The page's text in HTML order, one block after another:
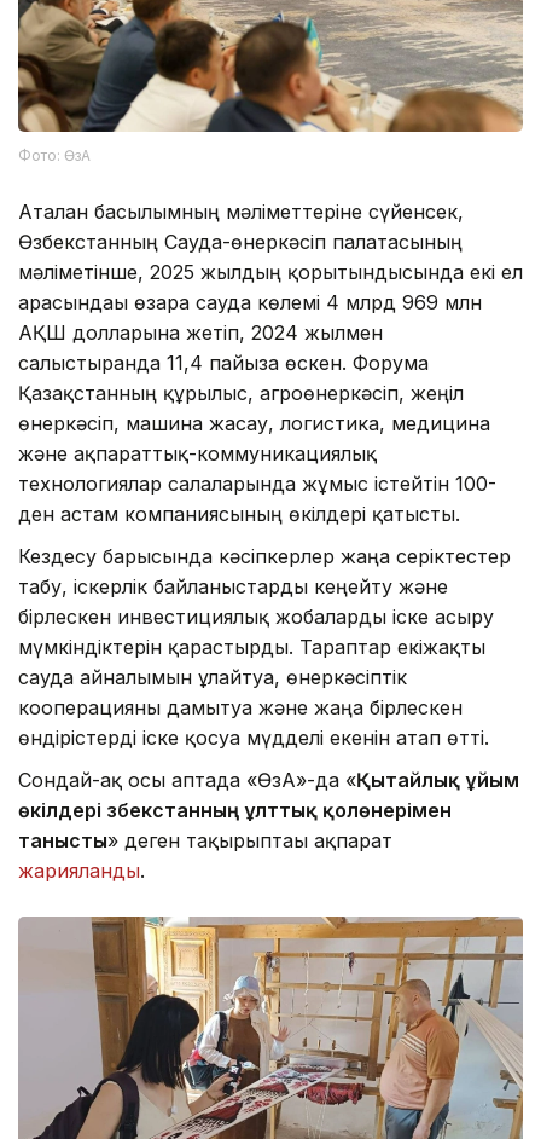
Фото: ӨзА
Аталған басылымның мәліметтеріне сүйенсек,
Өзбекстанның Сауда-өнеркәсіп палатасының
мәліметінше, 2025 жылдың қорытындысында екі ел
арасындағы өзара сауда көлемі 4 млрд 969 млн
АҚШ долларына жетіп, 2024 жылмен
салыстырғанда 11,4 пайызға өскен. Форумға
Қазақстанның құрылыс, агроөнеркәсіп, жеңіл
өнеркәсіп, машина жасау, логистика, медицина
және ақпараттық-коммуникациялық
технологиялар салаларында жұмыс істейтін 100-
ден астам компаниясының өкілдері қатысты.
Кездесу барысында кәсіпкерлер жаңа серіктестер
табу, іскерлік байланыстарды кеңейту және
бірлескен инвестициялық жобаларды іске асыру
мүмкіндіктерін қарастырды. Тараптар екіжақты
сауда айналымын ұлғайтуға, өнеркәсіптік
кооперацияны дамытуға және жаңа бірлескен
өндірістерді іске қосуға мүдделі екенін атап өтті.
Сондай-ақ осы аптада «ӨзА»-да «Қытайлық ұйым
өкілдері Өзбекстанның ұлттық қолөнерімен
танысты» деген тақырыптағы ақпарат
жарияланды.